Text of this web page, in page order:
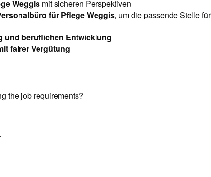
Weggis mit sicheren Perspektiven
für Pflege Weggis, um die passende Stelle für
und beruflichen Entwicklung
fairer Vergütung
the job requirements?